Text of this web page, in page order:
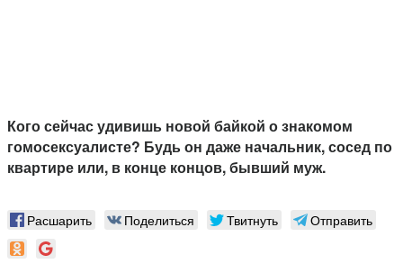
Кого сейчас удивишь новой байкой о знакомом
гомосексуалисте? Будь он даже начальник, сосед по
квартире или, в конце концов, бывший муж.
Расшарить Поделиться Твитнуть Отправить